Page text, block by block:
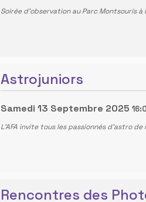
Soirée d'observation au Parc Montsouris
Astrojuniors
Samedi 13 Septembre 2025
L'AFA invite tous les passionnés d'astro
Rencontres des